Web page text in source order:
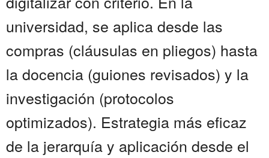
universidad, se aplica desde las
compras (cláusulas en pliegos) hasta
la docencia (guiones revisados) y la
investigación (protocolos
optimizados). Estrategia más eficaz
de la jerarquía y aplicación desde el